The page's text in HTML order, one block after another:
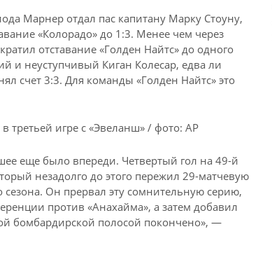
Марнер отдал пас капитану Марку Стоуну,
«Колорадо» до 1:3. Менее чем через
отставание «Голден Найтс» до одного
и неуступчивый Киган Колесар, едва ли
счет 3:3. Для команды «Голден Найтс» это
третьей игре с «Эвеланш» / фото: AP
еще было впереди. Четвертый гол на 49-й
незадолго до этого пережил 29-матчевую
Он прервал эту сомнительную серию,
против «Анахайма», а затем добавил
бомбардирской полосой покончено», —